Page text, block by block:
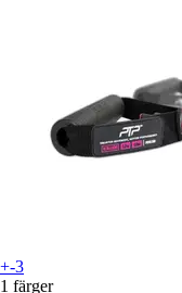
+-3
1 färger